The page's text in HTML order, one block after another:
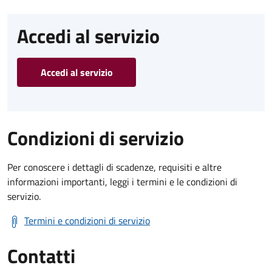
Accedi al servizio
Accedi al servizio
Condizioni di servizio
Per conoscere i dettagli di scadenze, requisiti e altre
informazioni importanti, leggi i termini e le condizioni di
servizio.
Termini e condizioni di servizio
Contatti